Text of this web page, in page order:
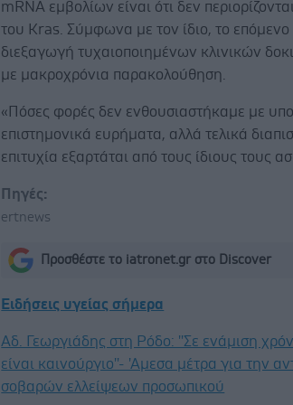
mRNA εμβολίων είναι ότι δεν
του Kras. Σύμφωνα με τον ίδιο, το επόμενο
διεξαγωγή τυχαιοποιημένων κλινικών
με μακροχρόνια παρακολούθηση.
«Πόσες φορές δεν ενθουσιαστήκαμε με
επιστημονικά ευρήματα, αλλά τελικά
επιτυχία εξαρτάται από τους ίδιους τους
Πηγές:
ertnews
Προσθέστε το iatronet.gr στο Discover
Ειδήσεις υγείας σήμερα
Αδ. Γεωργιάδης στη Ρόδο: ''Σε ενάμιση
είναι καινούργιο''- 'Αμεσα μέτρα για την
σοβαρών ελλείψεων προσωπικού